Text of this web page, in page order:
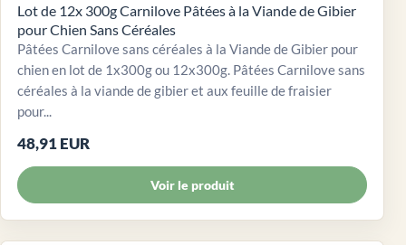
Lot de 12x 300g Carnilove Pâtées à la Viande de Gibier
pour Chien Sans Céréales
Pâtées Carnilove sans céréales à la Viande de Gibier pour
chien en lot de 1x300g ou 12x300g. Pâtées Carnilove sans
céréales à la viande de gibier et aux feuille de fraisier
pour...
48,91 EUR
Voir le produit